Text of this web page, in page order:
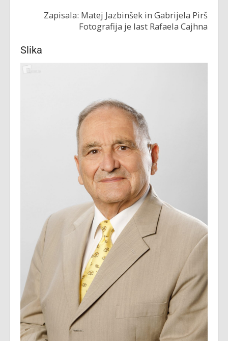
Zapisala: Matej Jazbinšek in Gabrijela Pirš
Fotografija je last Rafaela Cajhna
Slika